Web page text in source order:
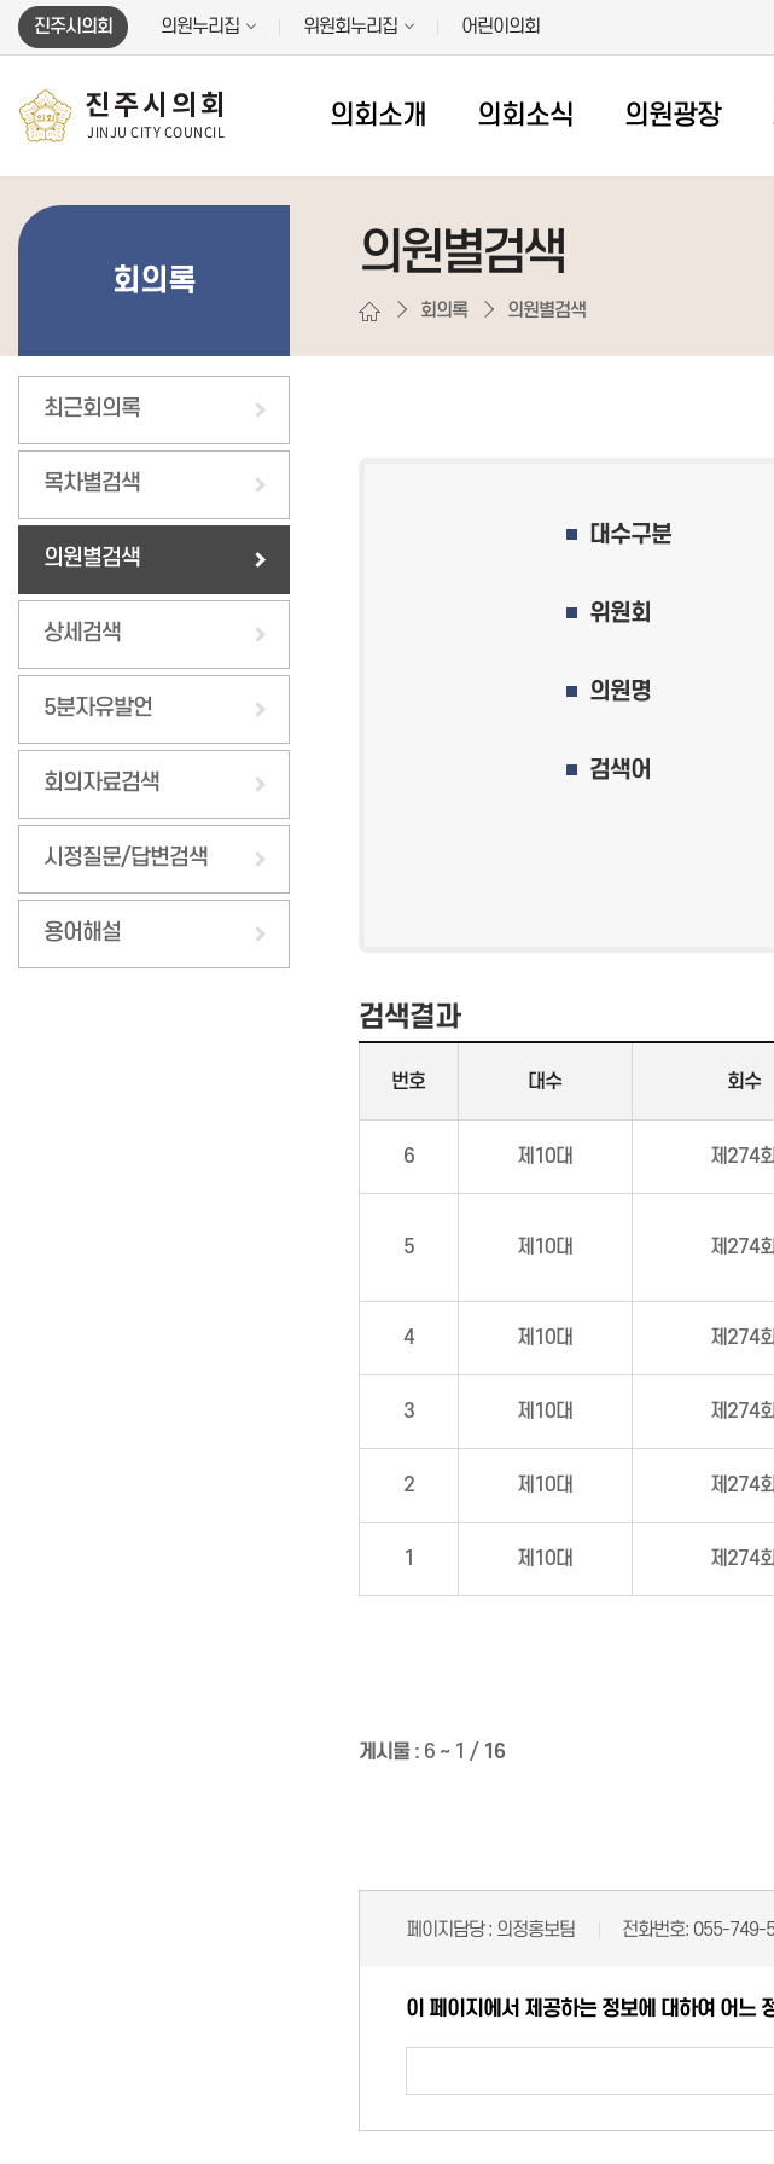
본문바로가기
진주시의회 의원누리집 위원회누리집 어린이의회
진주시의회
JINJU CITY COUNCIL
의회소개 의회소식 의원광장
회의록
최근회의록
목차별검색
의원별검색
상세검색
5분자유발언
회의자료검색
시정질문/답변검색
용어해설
의원별검색
회의록 의원별검색
대수구분
위원회
의원명
검색어
검색결과
번호 대수 회수
6 제10대 제274회
5 제10대 제274회
4 제10대 제274회
3 제10대 제274회
2 제10대 제274회
1 제10대 제274회
게시물: 6 ~ 1 / 16
페이지담당 : 의정홍보팀 전화번호: 055-749-
이 페이지에서 제공하는 정보에 대하여 어느